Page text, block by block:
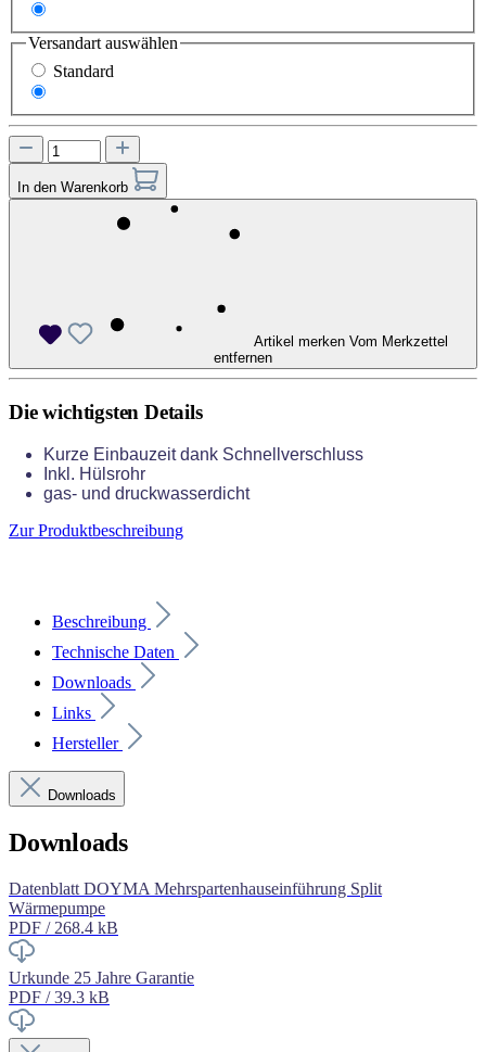
Versandart auswählen
Standard
In den Warenkorb
Artikel merken Vom Merkzettel
entfernen
Die wichtigsten Details
Kurze Einbauzeit dank Schnellverschluss
Inkl. Hülsrohr
gas- und druckwasserdicht
Zur Produktbeschreibung
Beschreibung
Technische Daten
Downloads
Links
Hersteller
Downloads
Downloads
Datenblatt DOYMA Mehrspartenhauseinführung Split
Wärmepumpe
PDF / 268.4 kB
Urkunde 25 Jahre Garantie
PDF / 39.3 kB